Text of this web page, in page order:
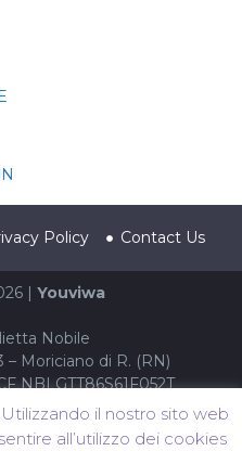
Policy Contact Us
| Youviwa
Nobile
– Moriciano di R. (RN)
NBLGTT86S61F052T
il nostro sito web
all’utilizzo dei cookies